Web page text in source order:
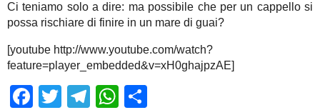
Ci teniamo solo a dire: ma possibile che per un cappello si
possa rischiare di finire in un mare di guai?
[youtube http://www.youtube.com/watch?
feature=player_embedded&v=xH0ghajpzAE]
Facebook
TwitterTelegram
WhatsApp